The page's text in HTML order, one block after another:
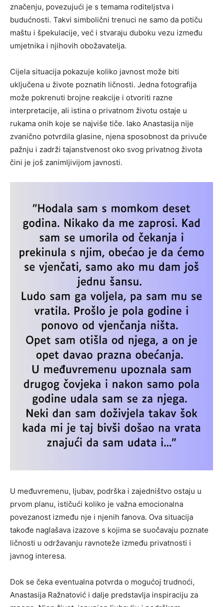
značenju, povezujući je s temama roditeljstva i
budućnosti. Takvi simbolični trenuci ne samo da potiču
maštu i špekulacije, već i stvaraju duboku vezu između
umjetnika i njihovih obožavatelja.
Cijela situacija pokazuje koliko javnost može biti
uključena u živote poznatih ličnosti. Jedna fotografija
može pokrenuti brojne reakcije i otvoriti razne
interpretacije, ali istina o privatnom životu ostaje u
rukama onih koje se najviše tiče. Iako Anastasija nije
zvanično potvrdila glasine, njena sposobnost da privuče
pažnju i zadrži tajanstvenost oko svog privatnog života
čini je još zanimljivijom javnosti.
U međuvremenu, ljubav, podrška i zajedništvo ostaju u
prvom planu, ističući koliko je važna emocionalna
povezanost između nje i njenih fanova. Ova situacija
takođe naglašava izazove s kojima se suočavaju poznate
ličnosti u održavanju ravnoteže između privatnosti i
javnog interesa.
Dok se čeka eventualna potvrda o mogućoj trudnoći,
Anastasija Ražnatović i dalje predstavlja inspiraciju za